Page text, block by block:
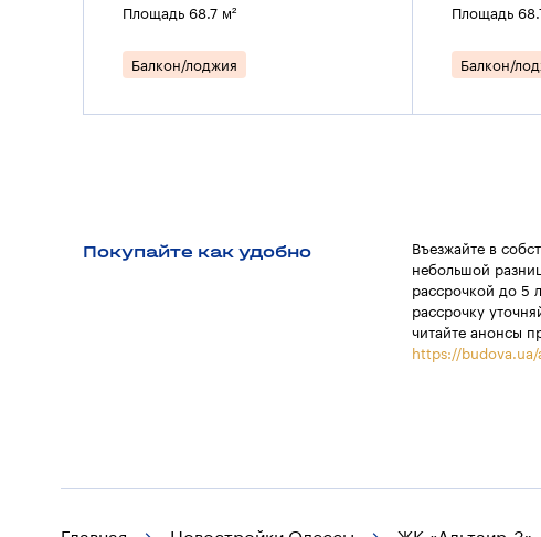
Площадь 68.7 м²
Балкон/лоджия
Площадь
Балкон/
Покупайте как удобно
Въезжайте в
небольшой
рассрочкой до 5
рассрочку
читайте анонсы
https://